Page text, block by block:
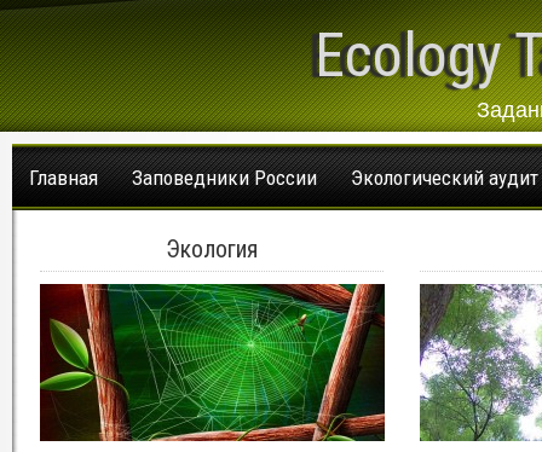
Ecology
Главная Заповедники России Экологический аудит
Экология